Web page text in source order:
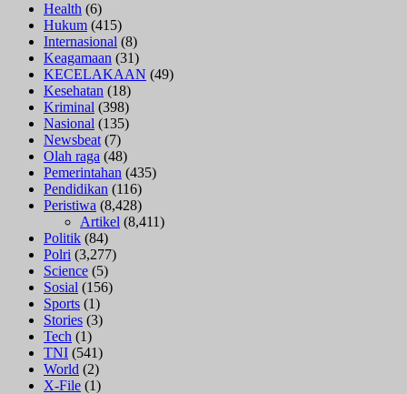
Health (6)
Hukum (415)
Internasional (8)
Keagamaan (31)
KECELAKAAN (49)
Kesehatan (18)
Kriminal (398)
Nasional (135)
Newsbeat (7)
Olah raga (48)
Pemerintahan (435)
Pendidikan (116)
Peristiwa (8,428)
Artikel (8,411)
Politik (84)
Polri (3,277)
Science (5)
Sosial (156)
Sports (1)
Stories (3)
Tech (1)
TNI (541)
World (2)
X-File (1)